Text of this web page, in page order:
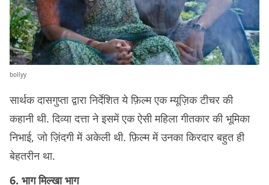
bollyy
सार्थक दासगुप्ता द्वारा निर्देशित ये फ़िल्म एक म्यूज़िक टीचर की
कहानी थी. दिव्या दत्ता ने इसमें एक ऐसी महिला गीतकार की भूमिका
निभाई, जो ज़िंदगी में अकेली थी. फ़िल्म में उनका किरदार बहुत ही
बेहतरीन था.
6. भाग मिल्खा भाग